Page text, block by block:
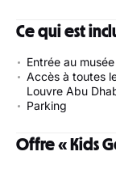
Ce qui est
Entrée au
Accès à toutes
Louvre Abu
Parking
Offre « Kids